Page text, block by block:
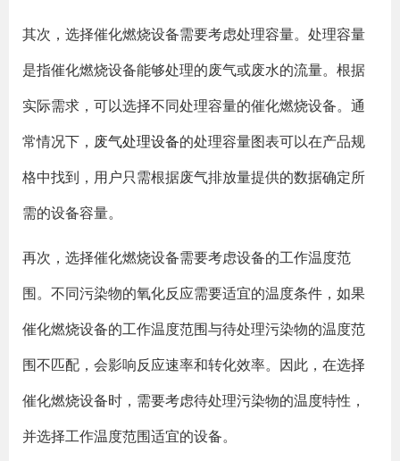
其次，选择催化燃烧设备需要考虑处理容量。处理容量
是指催化燃烧设备能够处理的废气或废水的流量。根据
实际需求，可以选择不同处理容量的催化燃烧设备。通
常情况下， 废气处理设备的处理容量图表可以在产品规
格中找到，用户只需根据废气排放量提供的数据确定所
需的设备容量。
再次，选择催化燃烧设备需要考虑设备的工作温度范
围。不同污染物的氧化反应需要适宜的温度条件，如果
催化燃烧设备的工作温度范围与待处理污染物的温度范
围不匹配，会影响反应速率和转化效率。因此，在选择
催化燃烧设备时，需要考虑待处理污染物的温度特性，
并选择工作温度范围适宜的设备。